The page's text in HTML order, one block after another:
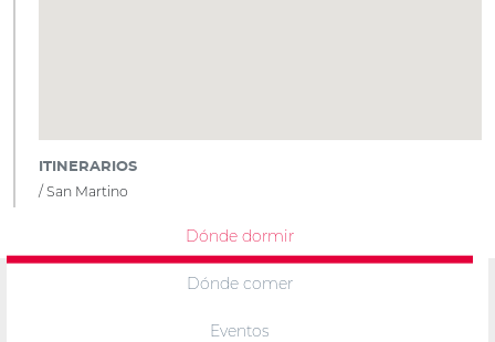
ITINERARIOS
San Martino
Dónde dormir
Dónde comer
Eventos